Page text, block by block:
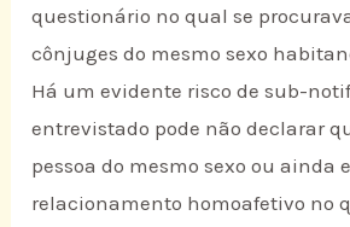
questionário no qual se
cônjuges do mesmo sexo
Há um evidente risco de sub-
entrevistado pode não declarar
pessoa do mesmo sexo ou ainda
relacionamento homoafetivo no